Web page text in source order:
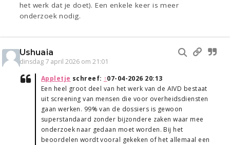
het werk dat je doet). Een enkele keer is meer
onderzoek nodig.
Ushuaia
dinsdag 7 april 2026 om 21:01
Appletje schreef: ↑07-04-2026 20:13
Een heel groot deel van het werk van de AIVD bestaat
uit screening van mensen die voor overheidsdiensten
gaan werken. 99% van de dossiers is gewoon
superstandaard zonder bijzondere zaken waar mee
onderzoek naar gedaan moet worden. Bij het
beoordelen wordt vooral gekeken of het allemaal een